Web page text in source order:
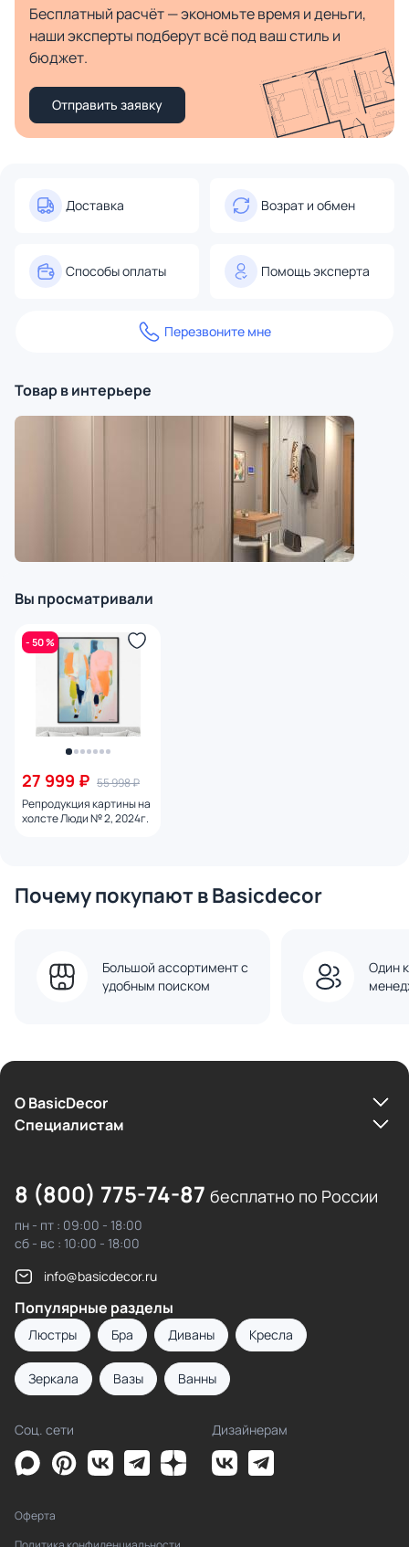
Бесплатный расчёт — экономьте время и деньги,
наши эксперты подберут всё под ваш стиль и
бюджет.
Отправить заявку
Доставка Возрат и обмен
Способы оплаты Помощь эксперта
Перезвоните мне
Товар в интерьере
Вы просматривали
- 50 %
27 999 ₽ 55 998 ₽
Репродукция картины на
холсте Люди № 2, 2024г.
Почему покупают в Basicdecor
Большой ассортимент с
удобным поиском
Один
О BasicDecor
Cпециалистам
8 (800) 775-74-87 бесплатно по России
пн - пт : 09:00 - 18:00
сб - вс : 10:00 - 18:00
info@basicdecor.ru
Популярные разделы
Люстры Бра Диваны Кресла
Зеркала Вазы Ванны
Соц. сети Дизайнерам
Оферта